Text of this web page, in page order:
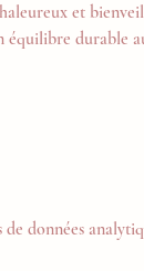
et
équilibre durable
données